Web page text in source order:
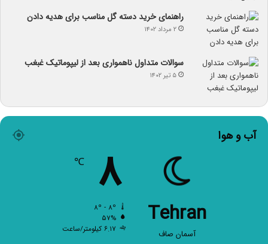
راهنمای خرید دسته گل مناسب برای هدیه دادن
۲ مرداد ۱۴۰۲
سوالات متداول ناهمواری بعد از لیپوماتیک غبغب
۵ تیر ۱۴۰۲
آب و هوا
Tehran
آسمان صاف
۸ ℃
۵۷%
۶.۱۷ کیلومتر/ساعت